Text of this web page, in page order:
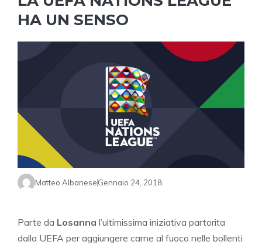
HA UN SENSO
Matteo AlbaneseGennaio 24, 2018
Parte da Losanna l’ultimissima iniziativa partorita
dalla UEFA per aggiungere carne al fuoco nelle bollenti